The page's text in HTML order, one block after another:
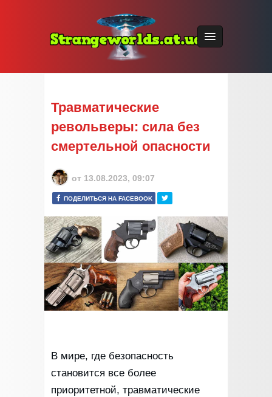
Травматические
револьверы: сила без
смертельной опасности
от 13.08.2023, 09:07
ПОДЕЛИТЬСЯ НА FACEBOOK
В мире, где безопасность
становится все более
приоритетной, травматические